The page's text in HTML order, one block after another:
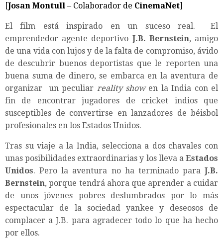
[Josan Montull – Colaborador de CinemaNet]
El film está inspirado en un suceso real. El
emprendedor agente deportivo J.B. Bernstein, amigo
de una vida con lujos y de la falta de compromiso, ávido
de descubrir buenos deportistas que le reporten una
buena suma de dinero, se embarca en la aventura de
organizar un peculiar reality showen la India con el
fin de encontrar jugadores de cricket indios que
susceptibles de convertirse en lanzadores de béisbol
profesionales en los Estados Unidos.
Tras su viaje a la India, selecciona a dos chavales con
unas posibilidades extraordinarias y los lleva a Estados
Unidos. Pero la aventura no ha terminado para J.B.
Bernstein, porque tendrá ahora que aprender a cuidar
de unos jóvenes pobres deslumbrados por lo más
espectacular de la sociedad yankee y deseosos de
complacer a J.B. para agradecer todo lo que ha hecho
por ellos.